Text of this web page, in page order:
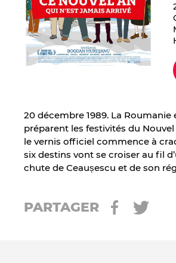
20 décembre 1989. La
préparent les festivités du
le vernis officiel commence à
six destins vont se croiser au fil
chute de Ceaușescu et de son
PARTAGER